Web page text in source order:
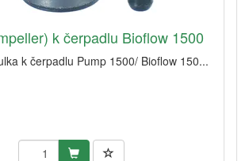
k čerpadlu Bioflow 1500
k čerpadlu Pump 1500/ Bioflow 150...